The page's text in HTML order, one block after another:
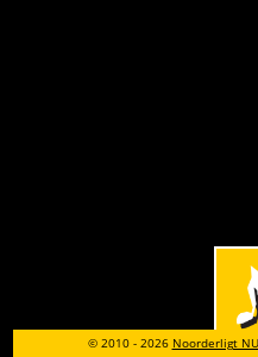
© 2010 - 2026 Noorderligt NU